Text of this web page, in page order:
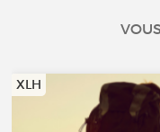
XLH